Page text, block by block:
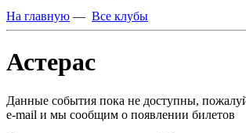
На главную — Все клубы
Астерас
Данные события пока не доступны,
e-mail и мы сообщим о появлении билетов